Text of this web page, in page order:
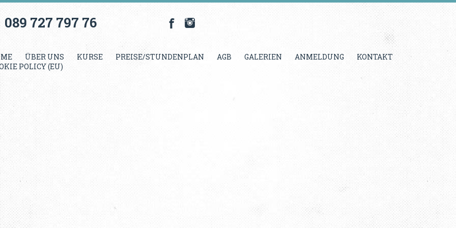
089 727 797 76
ÜBER UNS KURSE PREISE/STUNDENPLAN AGB GALERIEN ANMELDUNG
KONTAKT
POLICY (EU)